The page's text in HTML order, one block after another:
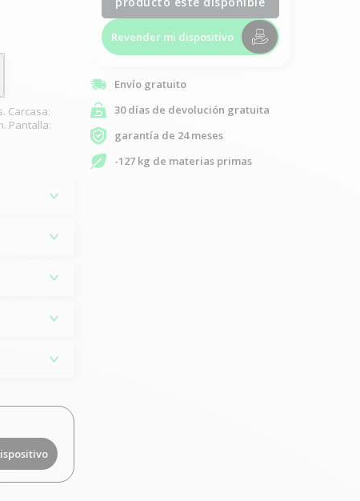
Carcasa:
Pantalla:
Revender mi dispositivo
Envío gratuito
30 días de devolución gratuita
garantía de 24 meses
-127 kg de materias primas